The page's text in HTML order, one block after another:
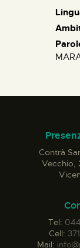
Contrà
Vecchio,
Tel:
Cell:
Mail: